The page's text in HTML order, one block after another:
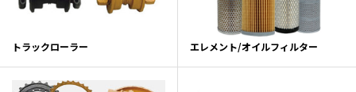
トラックローラー エレメント/オイルフィルター